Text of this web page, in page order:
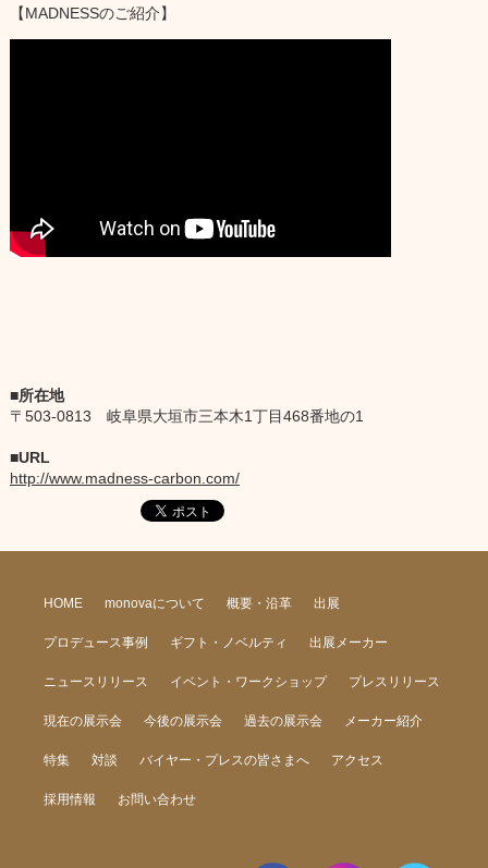
【MADNESSのご紹介】
所在地
〒503-0813 岐阜県大垣市三本木1丁目468番地の1
URL
http://www.madness-carbon.com/
HOME monovaについて 概要・沿革 出展
プロデュース事例 ギフト・ノベルティ 出展メーカー
ニュースリリース イベント・ワークショップ プレスリリース
現在の展示会 今後の展示会 過去の展示会 メーカー紹介
特集 対談 バイヤー・プレスの皆さまへ アクセス
採用情報 お問い合わせ